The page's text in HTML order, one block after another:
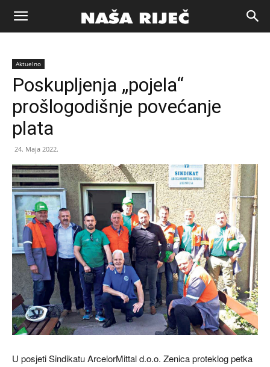
Naša
riječ
Zenica
Aktuelno
Poskupljenja „pojela“
prošlogodišnje povećanje
plata
24. Maja 2022.
U posjeti Sindikatu ArcelorMittal d.o.o. Zenica proteklog petka